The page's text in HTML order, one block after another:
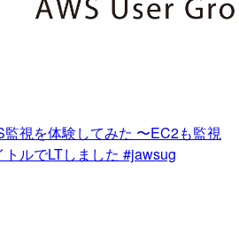
監視を体験してみた 〜EC2も監視
ルでLTしました #jawsug